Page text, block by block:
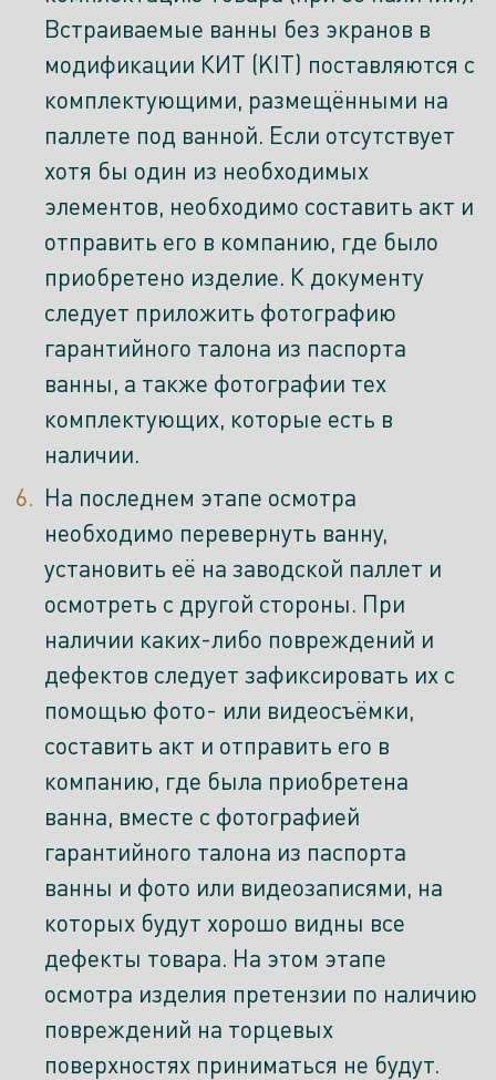
Встраиваемые ванны без экранов в
модификации КИТ (KIT) поставляются с
комплектующими, размещёнными на
паллете под ванной. Если отсутствует
хотя бы один из необходимых
элементов, необходимо составить акт и
отправить его в компанию, где было
приобретено изделие. К документу
следует приложить фотографию
гарантийного талона из паспорта
ванны, а также фотографии тех
комплектующих, которые есть в
наличии.
На последнем этапе осмотра
необходимо перевернуть ванну,
установить её на заводской паллет и
осмотреть с другой стороны. При
наличии каких-либо повреждений и
дефектов следует зафиксировать их с
помощью фото- или видеосъёмки,
составить акт и отправить его в
компанию, где была приобретена
ванна, вместе с фотографией
гарантийного талона из паспорта
ванны и фото или видеозаписями, на
которых будут хорошо видны все
дефекты товара. На этом этапе
осмотра изделия претензии по наличию
повреждений на торцевых
поверхностях приниматься не будут.